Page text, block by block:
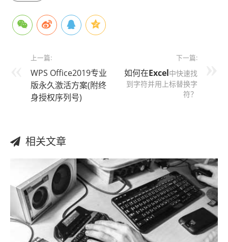
上一篇:
WPS Office2019专业
版永久激活方案(附终
身授权序列号)
下一篇:
如何在Excel中快速找
到字符并用上标替换字
符？
相关文章